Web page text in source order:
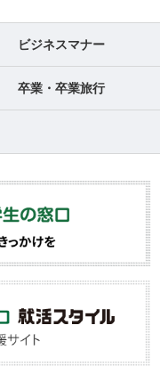
ビジネスマナー
卒業・卒業旅行